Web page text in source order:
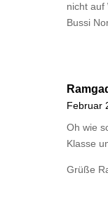
nicht auf
Bussi
Februar
Oh wie
Klasse
Grüße